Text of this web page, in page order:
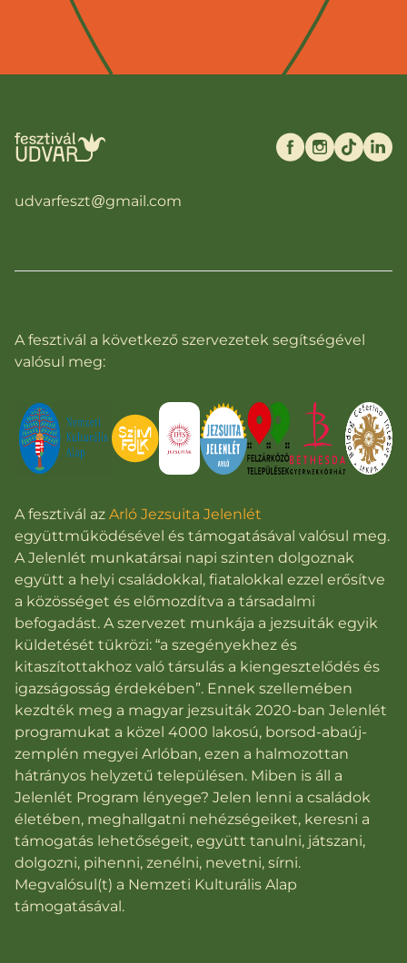
udvarfeszt@gmail.com
A fesztivál a következő szervezetek segítségével
valósul meg:
A fesztivál az Arló Jezsuita Jelenlét
együttműködésével és támogatásával valósul meg.
A Jelenlét munkatársai napi szinten dolgoznak
együtt a helyi családokkal, fiatalokkal ezzel erősítve
a közösséget és előmozdítva a társadalmi
befogadást. A szervezet munkája a jezsuiták egyik
küldetését tükrözi: “a szegényekhez és
kitaszítottakhoz való társulás a kiengesztelődés és
igazságosság érdekében”. Ennek szellemében
kezdték meg a magyar jezsuiták 2020-ban Jelenlét
programukat a közel 4000 lakosú, borsod-abaúj-
zemplén megyei Arlóban, ezen a halmozottan
hátrányos helyzetű településen. Miben is áll a
Jelenlét Program lényege? Jelen lenni a családok
életében, meghallgatni nehézségeiket, keresni a
támogatás lehetőségeit, együtt tanulni, játszani,
dolgozni, pihenni, zenélni, nevetni, sírni.
Megvalósul(t) a Nemzeti Kulturális Alap
támogatásával.